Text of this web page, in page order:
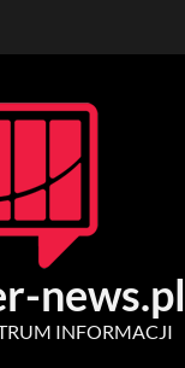
news.pl
INFORMACJI